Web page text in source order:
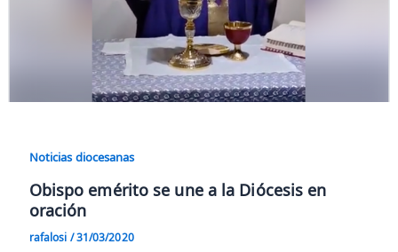
Noticias diocesanas
Obispo emérito se une a la Diócesis en
oración
rafalosi /31/03/2020